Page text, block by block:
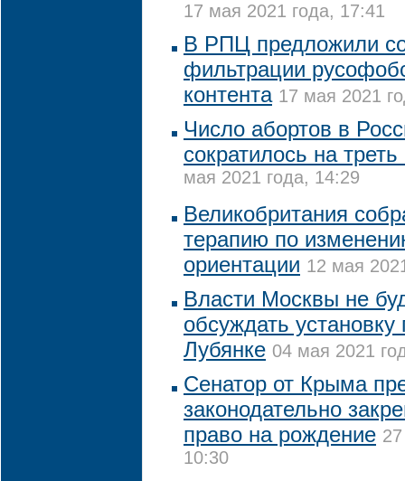
17 мая 2021 года, 17:41
В РПЦ предложили
фильтрации
контента 17 мая 2021
Число абортов в
сократилось на
мая 2021 года, 14:29
Великобритания
терапию по
ориентации 12 мая
Власти Москвы не
обсуждать
Лубянке 04 мая 2021
Сенатор от Крыма
законодательно
право на рождение
10:30